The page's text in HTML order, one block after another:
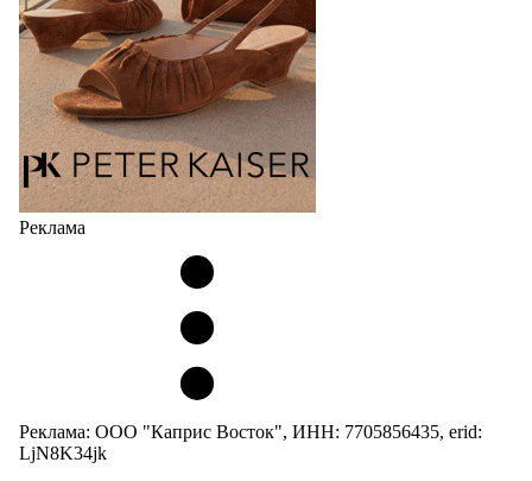
Реклама
Реклама: ООО "Каприс Восток", ИНН: 7705856435, erid:
LjN8K34jk